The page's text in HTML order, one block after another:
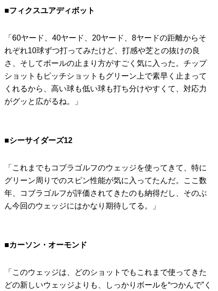
■フィクスユアディボット
「60ヤード、40ヤード、20ヤード、8ヤードの距離からそ
れぞれ10球ずつ打ってみたけど、打感や芝との抜けの良
さ、そしてボールの止まり方がすごく気に入った。チップ
ショットもピッチショットもグリーン上で素早く止まって
くれるから、高い球も低い球も打ち分けやすくて、対応力
がグッと広がるね。」
■シーサイダーズ12
「これまでもコブラゴルフのウェッジを使ってきて、特に
グリーン周りでのスピン性能が気に入ってたんだ。ここ数
年、コブラゴルフが評価されてきたのも納得だし、そのぶ
ん今回のウェッジにはかなり期待してる。」
■カーソン・オーモンド
「このウェッジは、どのショットでもこれまで使ってきた
どの新しいウェッジよりも、しっかりボールを“つかんで”く